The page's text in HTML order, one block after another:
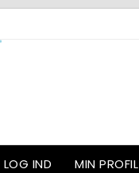
LOG IND MIN PROFIL